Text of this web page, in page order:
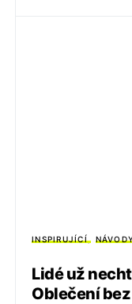
INSPIRUJÍCÍ
Lidé už
Oblečení